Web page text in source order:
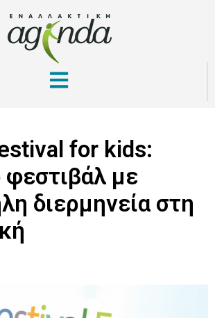
for kids:
με
διερμηνεία στη